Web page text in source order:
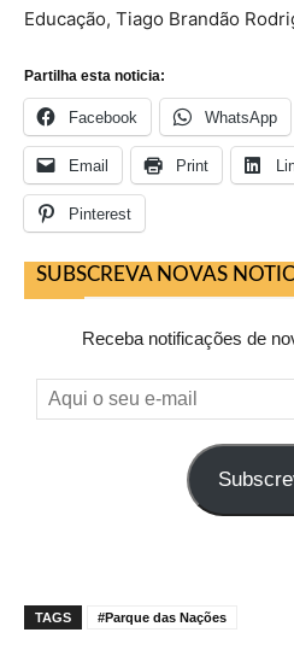
Educação, Tiago Brandão
Partilha esta noticia:
Facebook WhatsApp
Email Print
Pinterest
SUBSCREVA NOVAS
Receba notificações de
Aqui
o
TAGS #Parque das Nações